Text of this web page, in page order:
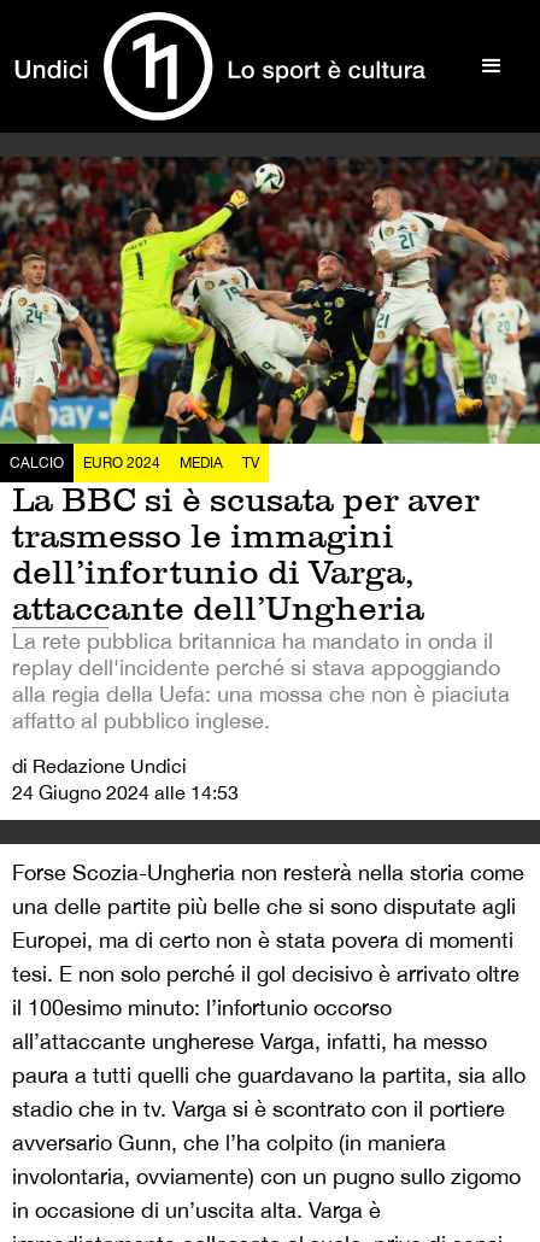
CALCIO EURO 2024 MEDIA TV
La BBC si è scusata per aver
trasmesso le immagini
dell’infortunio di Varga,
attaccante dell’Ungheria
La rete pubblica britannica ha mandato in onda il
replay dell'incidente perché si stava appoggiando
alla regia della Uefa: una mossa che non è piaciuta
affatto al pubblico inglese.
di Redazione Undici
24 Giugno 2024 alle 14:53
Forse Scozia-Ungheria non resterà nella storia come
una delle partite più belle che si sono disputate agli
Europei, ma di certo non è stata povera di momenti
tesi. E non solo perché il gol decisivo è arrivato oltre
il 100esimo minuto: l’infortunio occorso
all’attaccante ungherese Varga, infatti, ha messo
paura a tutti quelli che guardavano la partita, sia allo
stadio che in tv. Varga si è scontrato con il portiere
avversario Gunn, che l’ha colpito (in maniera
involontaria, ovviamente) con un pugno sullo zigomo
in occasione di un’uscita alta. Varga è